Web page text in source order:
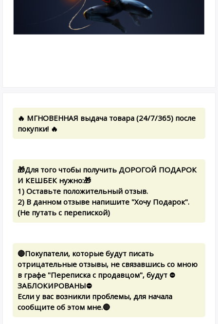
🔥 МГНОВЕННАЯ выдача товара (24/7/365) после
покупки! 🔥
🎁Для того чтобы получить ДОРОГОЙ ПОДАРОК
И КЕШБЕК нужно:🎁
1) Оставьте положительный отзыв.
2) В данном отзыве напишите "Хочу Подарок".
(Не путать с перепиской)
🔴Покупатели, которые будут писать
отрицательные отзывы, не связавшись со мною
в графе "Переписка с продавцом", будут ⛔
ЗАБЛОКИРОВАНЫ⛔
Если у вас возникли проблемы, для начала
сообщите об этом мне.🔴